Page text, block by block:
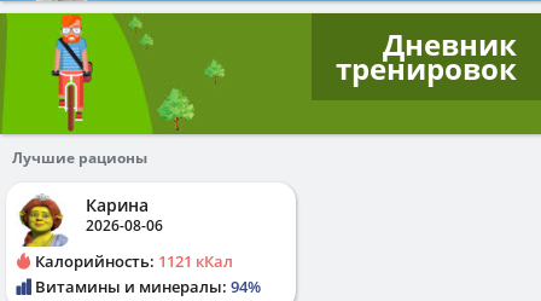
Дневник
тренировок
Лучшие рационы
Карина
2026-08-06
Калорийность: 1121 кКал
Витамины и минералы: 94%